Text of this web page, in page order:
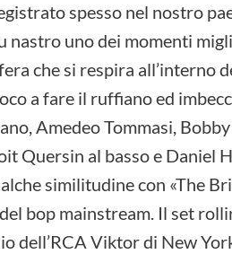
spesso nel nostro
nastro uno dei momenti
che si respira all’interno
a fare il ruffiano ed
Amedeo Tommasi,
Quersin al basso e Daniel
similitudine con «The
bop mainstream. Il set
dell’RCA Viktor di New